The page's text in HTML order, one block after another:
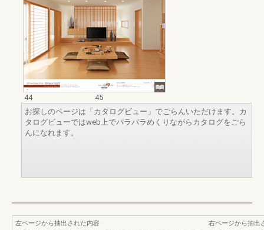
44
45
お探しのページは「カタログビュー」でごらんいただけます。カ
タログビューではweb上でパラパラめくりながらカタログをごら
んになれます。
左ページから抽出された内容
右ページから抽出